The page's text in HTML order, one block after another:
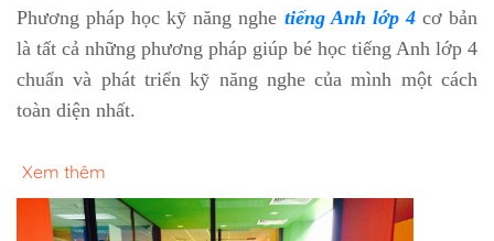
Phương pháp học kỹ năng nghe tiếng Anh lớp 4cơ bản
là tất cả những phương pháp giúp bé học tiếng Anh lớp 4
chuẩn và phát triển kỹ năng nghe của mình một cách
toàn diện nhất.
Xem thêm